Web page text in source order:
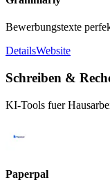
Bewerbungstexte
DetailsWebsite
Schreiben &
KI-Tools fuer
Paperpal